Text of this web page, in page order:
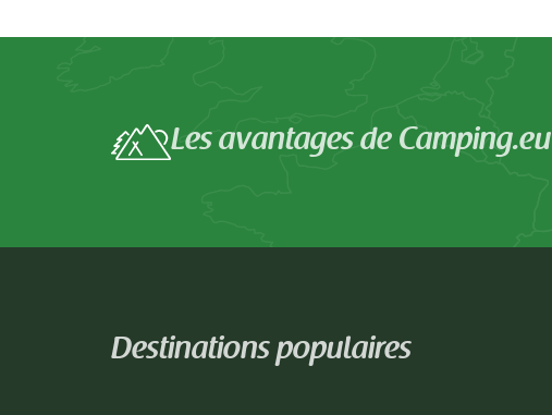
Les avantages de Camping.eu
Destinations populaires